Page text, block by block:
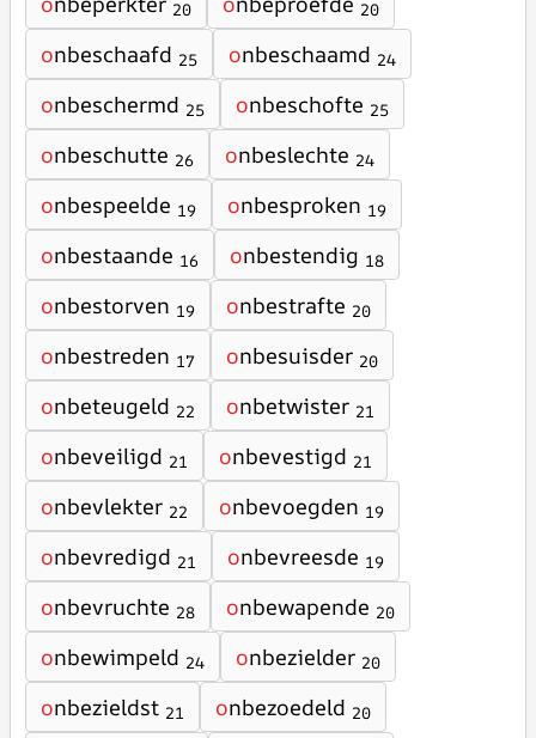
20 20
onbeschaafd 25 onbeschaamd 24
onbeschermd 25 onbeschofte 25
onbeschutte 26 onbeslechte 24
onbespeelde 19 onbesproken 19
onbestaande 16 onbestendig 18
onbestorven 19 onbestrafte 20
onbestreden 17 onbesuisder 20
onbeteugeld 22 onbetwister 21
onbeveiligd 21 onbevestigd 21
onbevlekter 22 onbevoegden 19
onbevredigd 21 onbevreesde 19
onbevruchte 28 onbewapende 20
onbewimpeld 24 onbezielder 20
onbezieldst 21 onbezoedeld 20